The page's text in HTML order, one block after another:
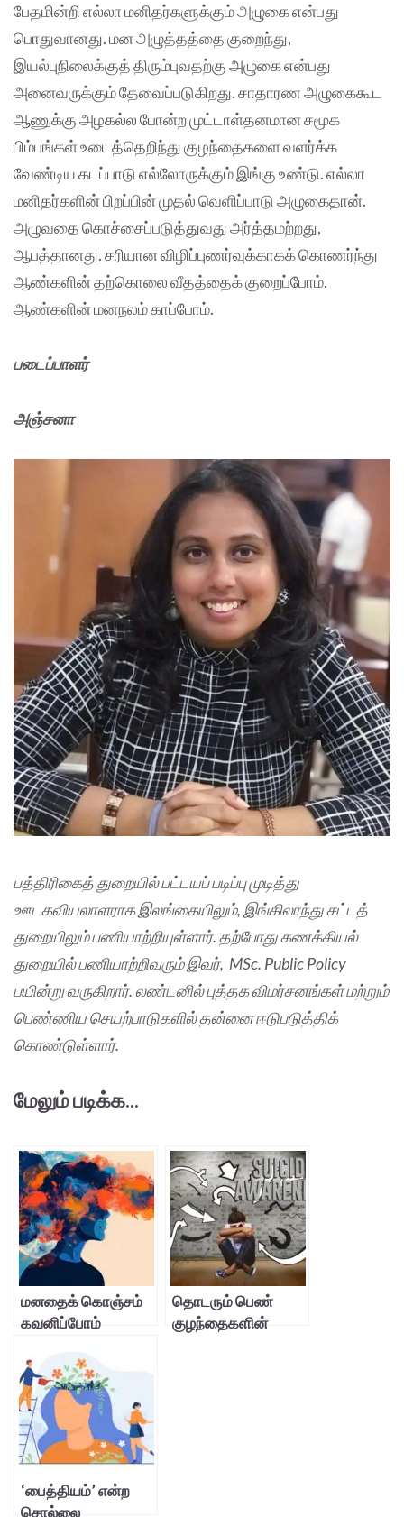
பேதமின்றி எல்லா மனிதர்களுக்கும் அழுகை என்பது
பொதுவானது. மன அழுத்தத்தை குறைந்து,
இயல்புநிலைக்குத் திரும்புவதற்கு அழுகை என்பது
அனைவருக்கும் தேவைப்படுகிறது. சாதாரண அழுகைகூட
ஆணுக்கு அழகல்ல போன்ற முட்டாள்தனமான சமூக
பிம்பங்கள் உடைத்தெறிந்து குழந்தைகளை வளர்க்க
வேண்டிய கடப்பாடு எல்லோருக்கும் இங்கு உண்டு. எல்லா
மனிதர்களின் பிறப்பின் முதல் வெளிப்பாடு அழுகைதான்.
அழுவதை கொச்சைப்படுத்துவது அர்த்தமற்றது,
ஆபத்தானது. சரியான விழிப்புணர்வுக்காகக் கொணர்ந்து
ஆண்களின் தற்கொலை வீதத்தைக் குறைப்போம்.
ஆண்களின் மனநலம் காப்போம்.
படைப்பாளர்
அஞ்சனா
பத்திரிகைத் துறையில் பட்டயப் படிப்பு முடித்து
ஊடகவியலாளராக இலங்கையிலும், இங்கிலாந்து சட்டத்
துறையிலும் பணியாற்றியுள்ளார். தற்போது கணக்கியல்
துறையில் பணியாற்றிவரும் இவர், MSc. Public Policy
பயின்று வருகிறார். லண்டனில் புத்தக விமர்சனங்கள் மற்றும்
பெண்ணிய செயற்பாடுகளில் தன்னை ஈடுபடுத்திக்
கொண்டுள்ளார்.
மேலும் படிக்க...
மனதைக் கொஞ்சம்
கவனிப்போம்
தொடரும் பெண்
குழந்தைகளின்
‘பைத்தியம்’ என்ற
சொல்லை